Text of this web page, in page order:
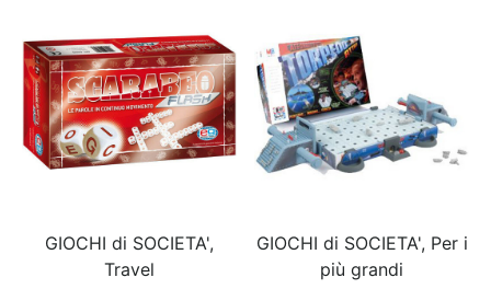
GIOCHI di SOCIETA',
Travel
GIOCHI di SOCIETA', Per i
più grandi